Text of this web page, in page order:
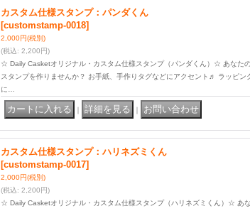
カスタム仕様スタンプ：パンダくん
[customstamp-0018]
2,000円(税別)
(税込: 2,200円)
☆ Daily Casketオリジナル・カスタム仕様スタンプ（パンダくん）☆ あなた
スタンプを作りませんか？ お手紙、手作りタグなどにアクセント♬ ラッピン
に…
｜ ｜
カスタム仕様スタンプ：ハリネズミくん
[customstamp-0017]
2,000円(税別)
(税込: 2,200円)
☆ Daily Casketオリジナル・カスタム仕様スタンプ（ハリネズミくん）☆ あ